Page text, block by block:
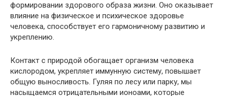
формировании здорового образа жизни. Оно оказывает
влияние на физическое и психическое здоровье
человека, способствует его гармоничному развитию и
укреплению.
Контакт с природой обогащает организм человека
кислородом, укрепляет иммунную систему, повышает
общую выносливость. Гуляя по лесу или парку, мы
насыщаемся отрицательными ионоами, которые